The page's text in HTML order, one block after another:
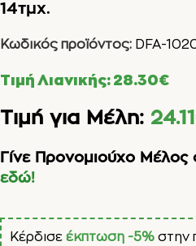
14τμχ.
Κωδικός προϊόντος: DFA-
Τιμή Λιανικής: 28.30€
Τιμή για Μέλη: 24.11
Γίνε Προνομιούχο Μέλος
εδώ!
Κέρδισε έκπτωση -5% στην